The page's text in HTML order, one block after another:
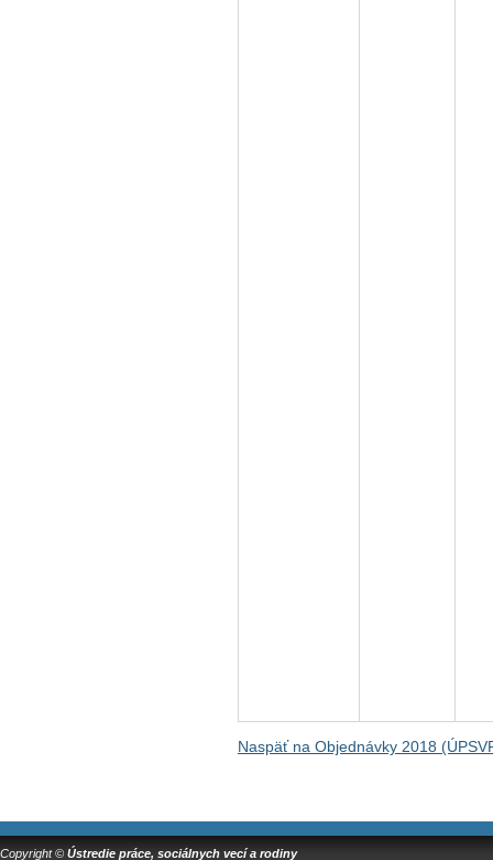
Naspäť na Objednávky 2018
Copyright © Ústredie práce, sociálnych vecí a rodiny